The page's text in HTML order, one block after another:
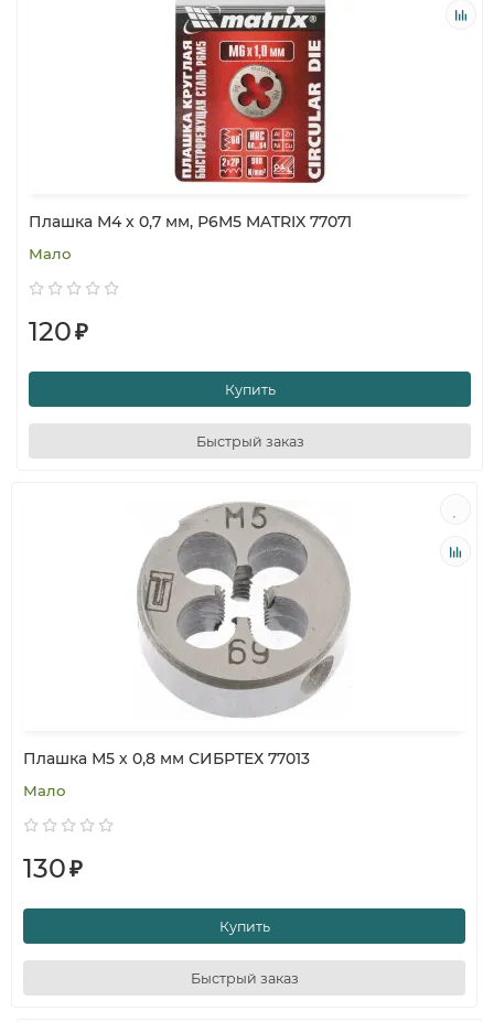
Плашка М4 х 0,7 мм, Р6М5 MATRIX 77071
Мало
120₽
Купить
Быстрый заказ
Плашка М5 х 0,8 мм СИБРТЕХ 77013
Мало
130₽
Купить
Быстрый заказ